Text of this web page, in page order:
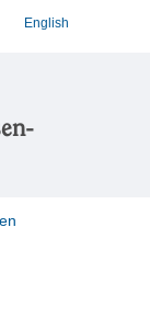
English